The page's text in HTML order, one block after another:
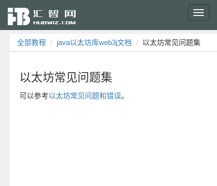
全部教程 java以太坊库web3j文档 以太坊常见问题集
以太坊常见问题集
可以参考以太坊常见问题和错误。